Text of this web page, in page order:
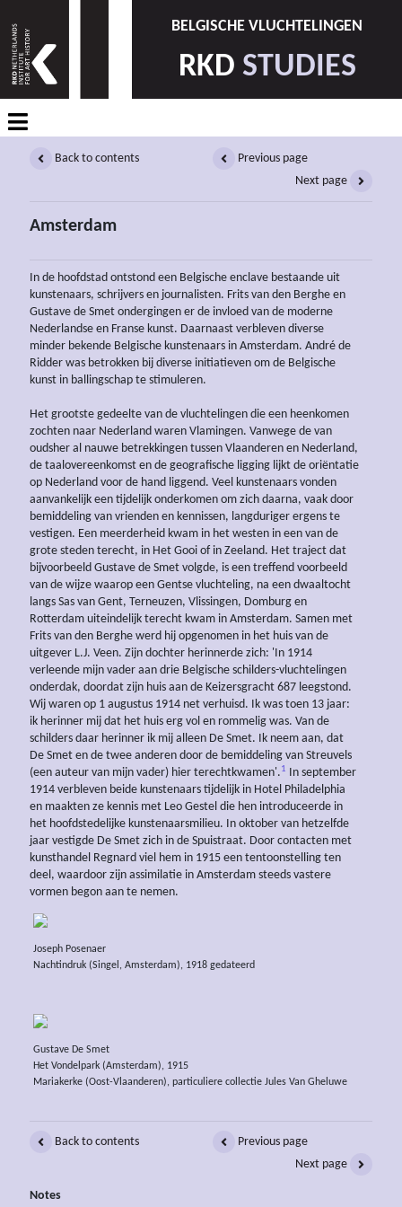
BELGISCHE VLUCHTELINGEN
RKD STUDIES
Back to contents
Previous page
Next page
Amsterdam
In de hoofdstad ontstond een Belgische enclave bestaande uit
kunstenaars, schrijvers en journalisten. Frits van den Berghe en
Gustave de Smet ondergingen er de invloed van de moderne
Nederlandse en Franse kunst. Daarnaast verbleven diverse
minder bekende Belgische kunstenaars in Amsterdam. André de
Ridder was betrokken bij diverse initiatieven om de Belgische
kunst in ballingschap te stimuleren.
Het grootste gedeelte van de vluchtelingen die een heenkomen
zochten naar Nederland waren Vlamingen. Vanwege de van
oudsher al nauwe betrekkingen tussen Vlaanderen en Nederland,
de taalovereenkomst en de geografische ligging lijkt de oriëntatie
op Nederland voor de hand liggend. Veel kunstenaars vonden
aanvankelijk een tijdelijk onderkomen om zich daarna, vaak door
bemiddeling van vrienden en kennissen, langduriger ergens te
vestigen. Een meerderheid kwam in het westen in een van de
grote steden terecht, in Het Gooi of in Zeeland. Het traject dat
bijvoorbeeld Gustave de Smet volgde, is een treffend voorbeeld
van de wijze waarop een Gentse vluchteling, na een dwaaltocht
langs Sas van Gent, Terneuzen, Vlissingen, Domburg en
Rotterdam uiteindelijk terecht kwam in Amsterdam. Samen met
Frits van den Berghe werd hij opgenomen in het huis van de
uitgever L.J. Veen. Zijn dochter herinnerde zich: 'In 1914
verleende mijn vader aan drie Belgische schilders-vluchtelingen
onderdak, doordat zijn huis aan de Keizersgracht 687 leegstond.
Wij waren op 1 augustus 1914 net verhuisd. Ik was toen 13 jaar:
ik herinner mij dat het huis erg vol en rommelig was. Van de
schilders daar herinner ik mij alleen De Smet. Ik neem aan, dat
De Smet en de twee anderen door de bemiddeling van Streuvels
(een auteur van mijn vader) hier terechtkwamen'.1
In september
1914 verbleven beide kunstenaars tijdelijk in Hotel Philadelphia
en maakten ze kennis met Leo Gestel die hen introduceerde in
het hoofdstedelijke kunstenaarsmilieu. In oktober van hetzelfde
jaar vestigde De Smet zich in de Spuistraat. Door contacten met
kunsthandel Regnard viel hem in 1915 een tentoonstelling ten
deel, waardoor zijn assimilatie in Amsterdam steeds vastere
vormen begon aan te nemen.
Joseph Posenaer
Nachtindruk (Singel, Amsterdam), 1918 gedateerd
Gustave De Smet
Het Vondelpark (Amsterdam), 1915
Mariakerke (Oost-Vlaanderen), particuliere collectie Jules Van Gheluwe
Back to contents
Previous page
Next page
Notes